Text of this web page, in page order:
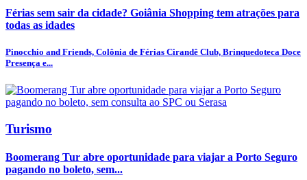
Férias sem sair da cidade? Goiânia Shopping tem atrações para
todas as idades
Pinocchio and Friends, Colônia de Férias Cirandê Club, Brinquedoteca Doce
Presença e...
Turismo
Boomerang Tur abre oportunidade para viajar a Porto Seguro
pagando no boleto, sem...